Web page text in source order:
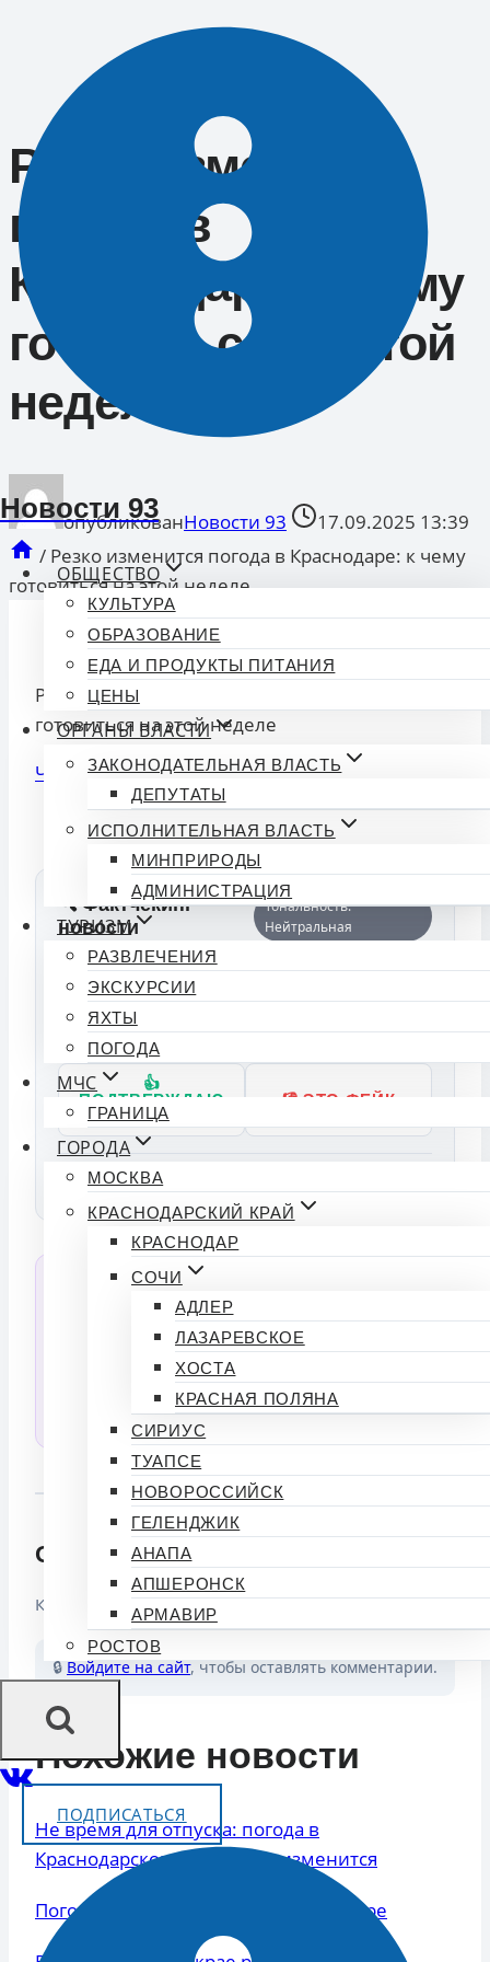
содержимому
Новости 93
ОБЩЕСТВО
КУЛЬТУРА
ОБРАЗОВАНИЕ
ЕДА И ПРОДУКТЫ ПИТАНИЯ
ЦЕНЫ
ОРГАНЫ ВЛАСТИ
ЗАКОНОДАТЕЛЬНАЯ ВЛАСТЬ
ДЕПУТАТЫ
ИСПОЛНИТЕЛЬНАЯ ВЛАСТЬ
МИНПРИРОДЫ
АДМИНИСТРАЦИЯ
ТУРИЗМ
РАЗВЛЕЧЕНИЯ
ЭКСКУРСИИ
ЯХТЫ
ПОГОДА
МЧС
ГРАНИЦА
ГОРОДА
МОСКВА
КРАСНОДАРСКИЙ КРАЙ
КРАСНОДАР
СОЧИ
АДЛЕР
ЛАЗАРЕВСКОЕ
ХОСТА
КРАСНАЯ ПОЛЯНА
СИРИУС
ТУАПСЕ
НОВОРОССИЙСК
ГЕЛЕНДЖИК
АНАПА
АПШЕРОНСК
АРМАВИР
РОСТОВ
ПОДПИСАТЬСЯ
Резко изменится
погода в
Краснодаре: к чему
готовиться на этой
неделе
опубликованНовости 93
17.09.2025 13:39
/ Резко изменится погода в Краснодаре: к чему
готовиться на этой неделе
Резко изменится погода в Краснодаре: к чему
готовиться на этой неделе
Читать далее
Смотрите Все АктуальныеНовости
🔍 Фактчекинг
новости
Тональность:
Нейтральная
Индекс доверия
Подтвердили: 0 | Опровергли: 0
👍
ПОДТВЕРЖДАЮ
ФАКТ
👎 ЭТО ФЕЙК
Источники:
💬 Спросить ИИ об этой новости
Нейросеть прочитала статью и готова ответить
на любые вопросы по тексту.
СПРОСИТЬ
Обсуждение (0)
Комментариев пока нет. Будьте первым!
🔒Войдите на сайт, чтобы оставлять комментарии.
Похожие новости
Не время для отпуска: погода в
Краснодарском крае резко изменится
Погода скоро испортится в Краснодаре